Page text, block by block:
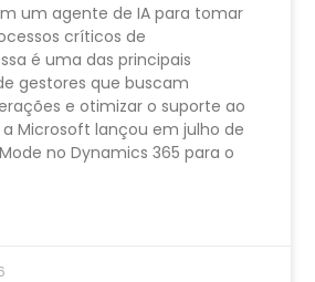
um agente de IA para tomar
críticos de
é uma das principais
gestores que buscam
e otimizar o suporte ao
a Microsoft lançou em julho de
no Dynamics 365 para o